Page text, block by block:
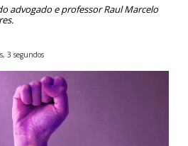
advogado e professor Raul Marcelo
3 segundos